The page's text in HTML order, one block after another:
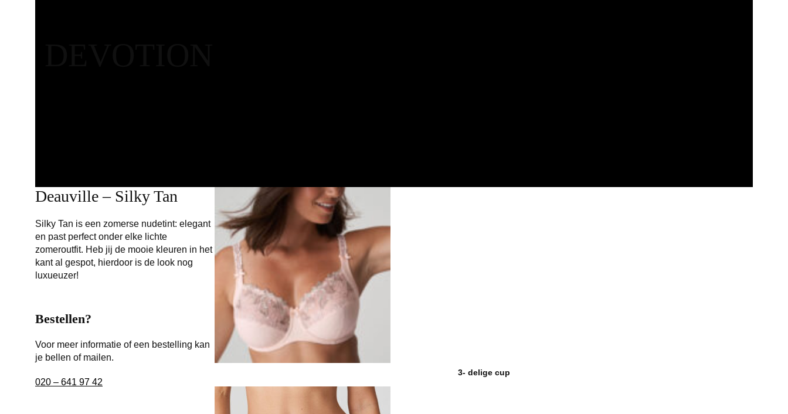
Deauville – Silky Tan
Silky Tan is een zomerse nudetint: elegant
en past perfect onder elke lichte
zomeroutfit. Heb jij de mooie kleuren in het
kant al gespot, hierdoor is de look nog
luxueuzer!
Bestellen?
Voor meer informatie of een bestelling kan
je bellen of mailen.
020 – 641 97 42
3- delige cup